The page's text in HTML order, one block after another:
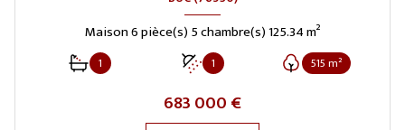
Maison 6 pièce(s) 5 chambre(s) 125.34 m²
1 1 515 m²
683 000 €